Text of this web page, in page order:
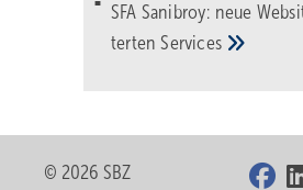
SFA Sanibroy: neue
tertenServices
© 2026 SBZ